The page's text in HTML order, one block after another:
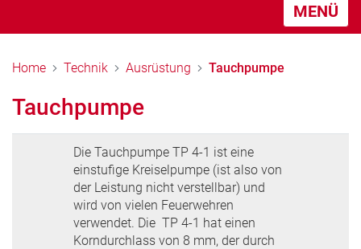
MENÜ
Home Technik Ausrüstung Tauchpumpe
Tauchpumpe
Die Tauchpumpe TP 4-1 ist eine
einstufige Kreiselpumpe (ist also von
der Leistung nicht verstellbar) und
wird von vielen Feuerwehren
verwendet. Die TP 4-1 hat einen
Korndurchlass von 8 mm, der durch